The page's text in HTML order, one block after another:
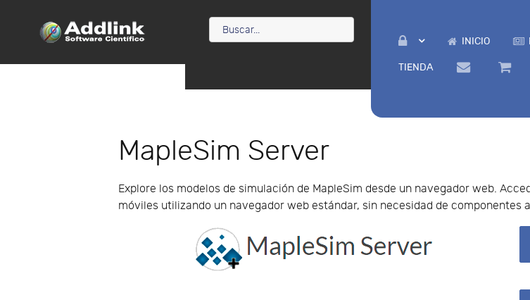
INICIO
TIENDA
MapleSim Server
Explore los modelos de simulación de MapleSim desde un navegador web.
móviles utilizando un navegador web estándar, sin necesidad de componentes